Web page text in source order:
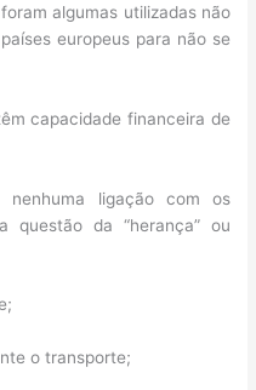
algumas utilizadas não
europeus para não se
capacidade financeira de
ligação com os
questão da “herança” ou
o transporte;